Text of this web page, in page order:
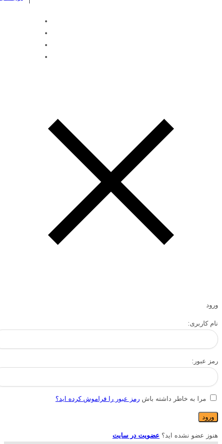
ورود
نام کاربری:
رمز عبور:
مرا به خاطر داشته باش رمز عبور را فراموش کرده اید؟
هنوز عضو نشده اید؟ عضویت در سایت